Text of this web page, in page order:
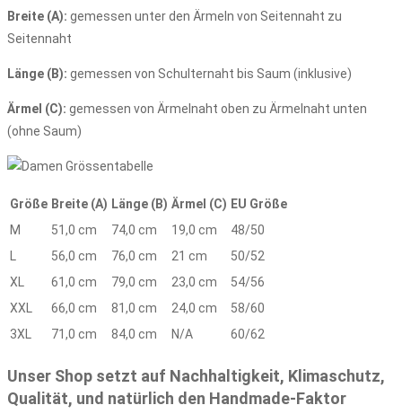
Breite (A): gemessen unter den Ärmeln von Seitennaht zu
Seitennaht
Länge (B): gemessen von Schulternaht bis Saum (inklusive)
Ärmel (C): gemessen von Ärmelnaht oben zu Ärmelnaht unten
(ohne Saum)
Größe Breite (A) Länge (B) Ärmel (C) EU Größe
M
51,0 cm 74,0 cm 19,0 cm
48/50
L
56,0 cm 76,0 cm 21 cm
50/52
XL
61,0 cm 79,0 cm 23,0 cm
54/56
XXL
66,0 cm 81,0 cm 24,0 cm
58/60
3XL
71,0 cm 84,0 cm N/A 60/62
Unser Shop setzt auf Nachhaltigkeit, Klimaschutz,
Qualität, und natürlich den Handmade-Faktor